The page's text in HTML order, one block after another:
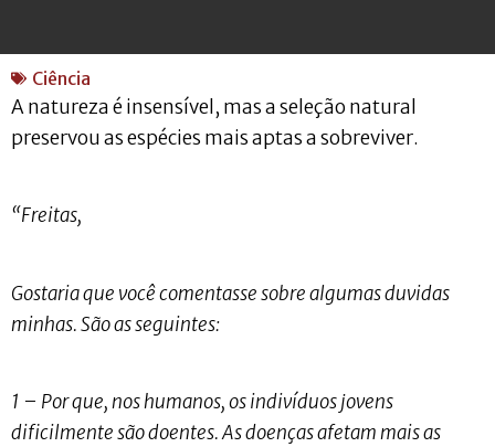
Ciência
A natureza é insensível, mas a seleção natural
preservou as espécies mais aptas a sobreviver.
“Freitas,
Gostaria que você comentasse sobre algumas duvidas
minhas. São as seguintes:
1 – Por que, nos humanos, os indivíduos jovens
dificilmente são doentes. As doenças afetam mais as